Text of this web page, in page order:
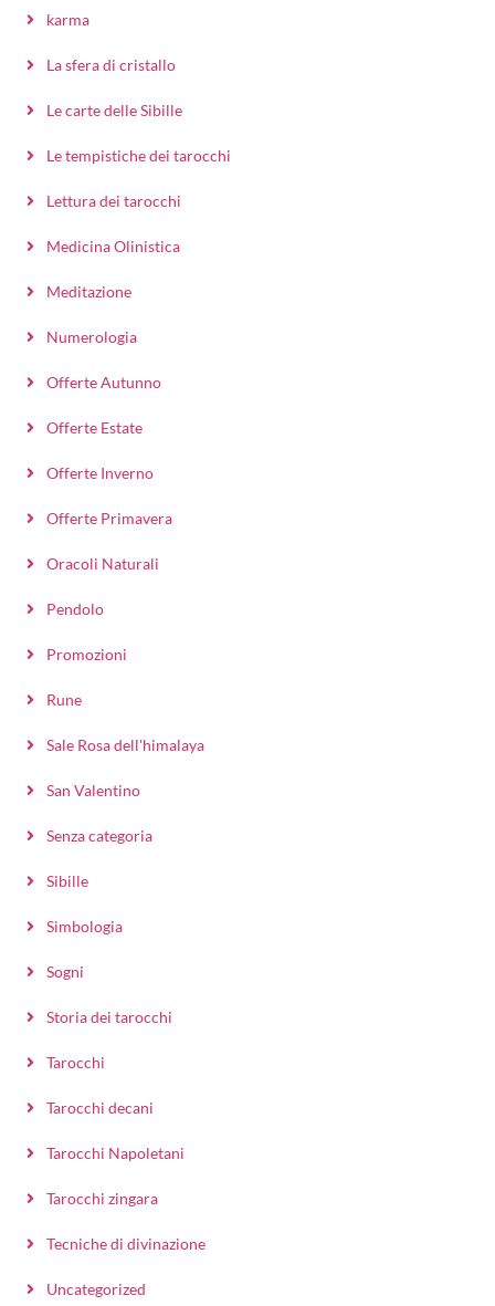
karma
La sfera di cristallo
Le carte delle Sibille
Le tempistiche dei tarocchi
Lettura dei tarocchi
Medicina Olinistica
Meditazione
Numerologia
Offerte Autunno
Offerte Estate
Offerte Inverno
Offerte Primavera
Oracoli Naturali
Pendolo
Promozioni
Rune
Sale Rosa dell'himalaya
San Valentino
Senza categoria
Sibille
Simbologia
Sogni
Storia dei tarocchi
Tarocchi
Tarocchi decani
Tarocchi Napoletani
Tarocchi zingara
Tecniche di divinazione
Uncategorized